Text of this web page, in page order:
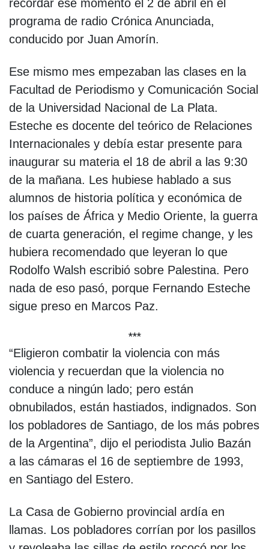
recordar ese momento el 2 de abril en el
programa de radio Crónica Anunciada,
conducido por Juan Amorín.
Ese mismo mes empezaban las clases en la
Facultad de Periodismo y Comunicación Social
de la Universidad Nacional de La Plata.
Esteche es docente del teórico de Relaciones
Internacionales y debía estar presente para
inaugurar su materia el 18 de abril a las 9:30
de la mañana. Les hubiese hablado a sus
alumnos de historia política y económica de
los países de África y Medio Oriente, la guerra
de cuarta generación, el regime change, y les
hubiera recomendado que leyeran lo que
Rodolfo Walsh escribió sobre Palestina. Pero
nada de eso pasó, porque Fernando Esteche
sigue preso en Marcos Paz.
***
“Eligieron combatir la violencia con más
violencia y recuerdan que la violencia no
conduce a ningún lado; pero están
obnubilados, están hastiados, indignados. Son
los pobladores de Santiago, de los más pobres
de la Argentina”, dijo el periodista Julio Bazán
a las cámaras el 16 de septiembre de 1993,
en Santiago del Estero.
La Casa de Gobierno provincial ardía en
llamas. Los pobladores corrían por los pasillos